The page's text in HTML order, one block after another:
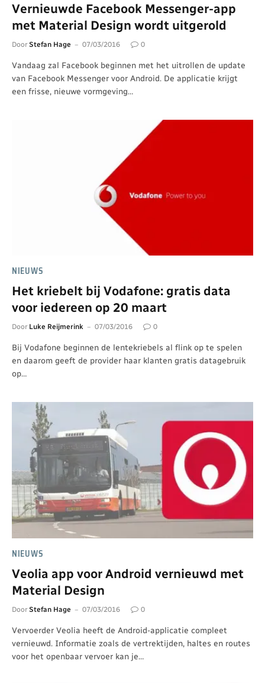
Vernieuwde Facebook Messenger-app
met Material Design wordt uitgerold
Door Stefan Hage 07/03/2016 0
Vandaag zal Facebook beginnen met het uitrollen de update
van Facebook Messenger voor Android. De applicatie krijgt
een frisse, nieuwe vormgeving…
NIEUWS
Het kriebelt bij Vodafone: gratis data
voor iedereen op 20 maart
Door Luke Reijmerink 07/03/2016 0
Bij Vodafone beginnen de lentekriebels al flink op te spelen
en daarom geeft de provider haar klanten gratis datagebruik
op…
NIEUWS
Veolia app voor Android vernieuwd met
Material Design
Door Stefan Hage 07/03/2016 0
Vervoerder Veolia heeft de Android-applicatie compleet
vernieuwd. Informatie zoals de vertrektijden, haltes en routes
voor het openbaar vervoer kan je…